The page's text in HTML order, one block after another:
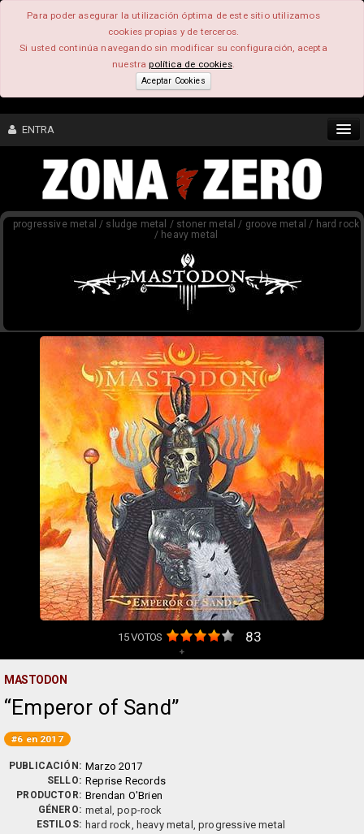
Para poder asegurar la utilización óptima de este sitio utilizamos
cookies propias y de terceros.
Si usted continúa navegando sin modificar su configuración, acepta
nuestrapolítica de cookies.
Aceptar Cookies
ENTRA
CONTENIDO
COMUNIDAD
progressive metal / sludge metal / stoner metal / groove metal / hard rock
/ heavy metal
15VOTOS 83
+
MASTODON
Emperor of Sand
#6 en 2017
PUBLICACIÓN: Marzo 2017
SELLO: Reprise Records
PRODUCTOR: Brendan O'Brien
GÉNERO: metal, pop-rock
ESTILOS: hard rock, heavy metal, progressive metal